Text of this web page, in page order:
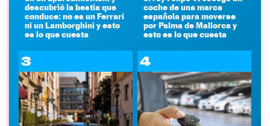
descubrió la bestia que
conduce: no es un Ferrari
ni un Lamborghini y esto
es lo que cuesta
coche de una marca
española para moverse
por Palma de Mallorca y
esto es lo que cuesta
3 4